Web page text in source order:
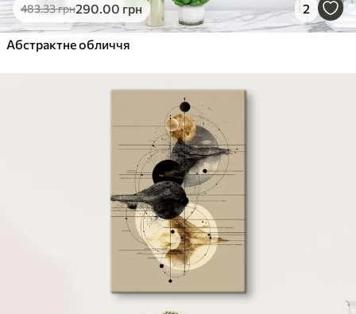
483.33грн290.00 грн 2
Абстрактне обличчя